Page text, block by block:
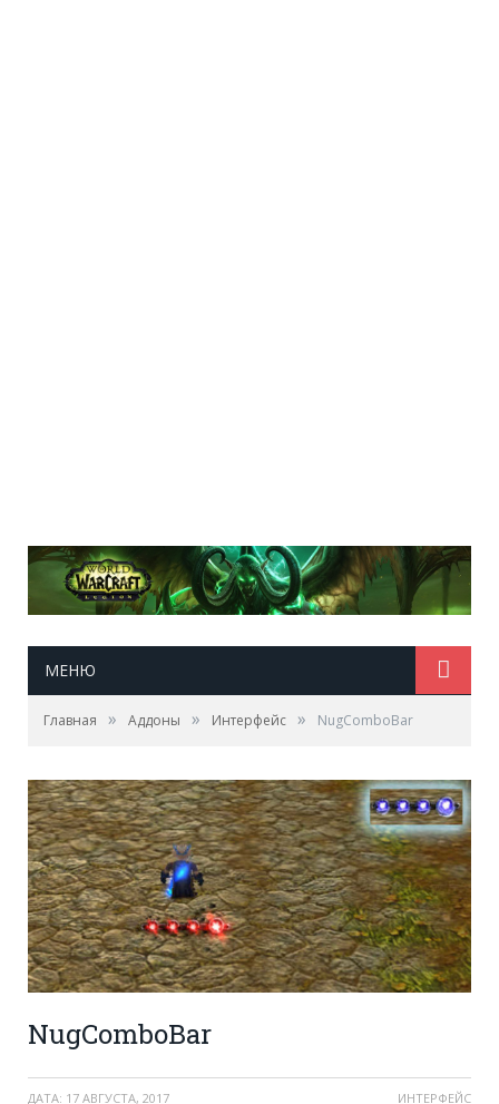
МЕНЮ
Главная » Аддоны » Интерфейс » NugComboBar
NugComboBar
ДАТА: 17 АВГУСТА, 2017 ИНТЕРФЕЙС